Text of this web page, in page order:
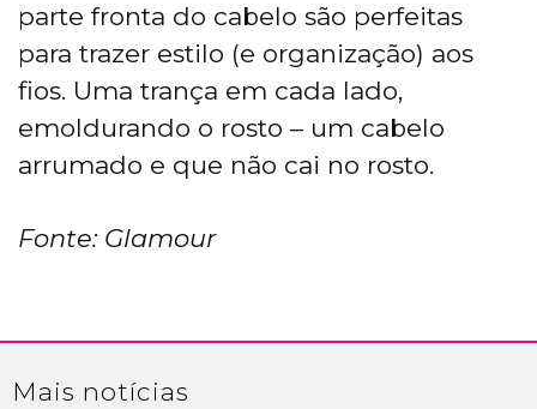
parte fronta do cabelo são perfeitas
para trazer estilo (e organização) aos
fios. Uma trança em cada lado,
emoldurando o rosto – um cabelo
arrumado e que não cai no rosto.
Fonte: Glamour
Mais notícias